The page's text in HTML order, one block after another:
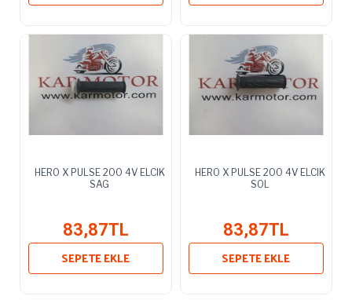
HERO X PULSE 200 4V ELCIK
SAG
83,87TL
SEPETE EKLE
HERO X PULSE 200 4V ELCIK
SOL
83,87TL
SEPETE EKLE